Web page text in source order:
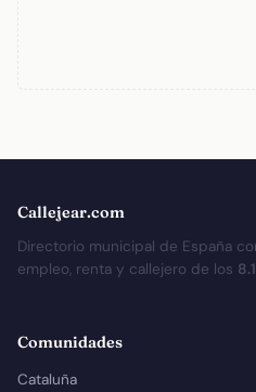
Callejear.com
Directorio municipal de España
empleo, renta y callejero de los
Comunidades
Cataluña